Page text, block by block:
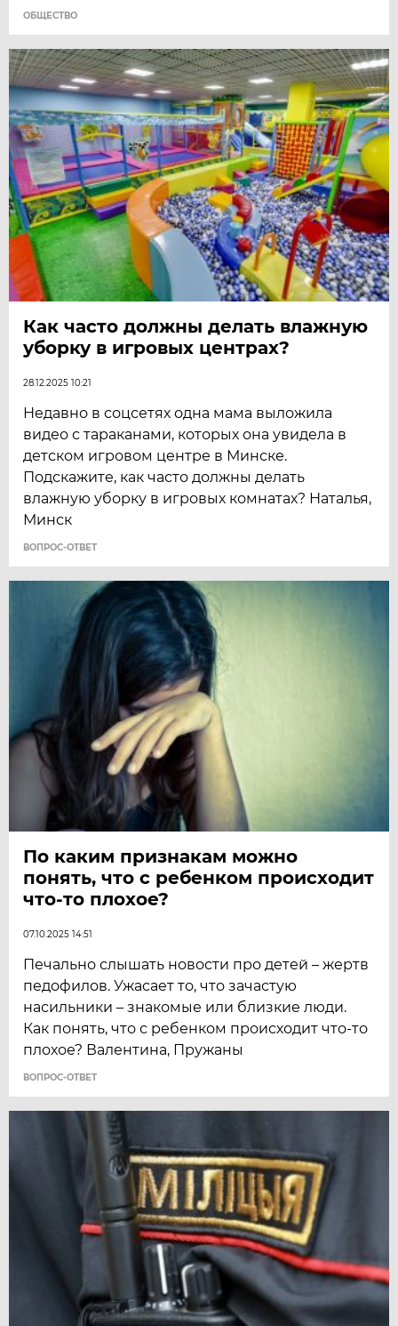
ОБЩЕСТВО
Как часто должны делать влажную
уборку в игровых центрах?
28.12.2025 10:21
Недавно в соцсетях одна мама выложила
видео с тараканами, которых она увидела в
детском игровом центре в Минске.
Подскажите, как часто должны делать
влажную уборку в игровых комнатах? Наталья,
Минск
ВОПРОС-ОТВЕТ
По каким признакам можно
понять, что с ребенком происходит
что-то плохое?
07.10.2025 14:51
Печально слышать новости про детей – жертв
педофилов. Ужасает то, что зачастую
насильники – знакомые или близкие люди.
Как понять, что с ребенком происходит что-то
плохое? Валентина, Пружаны
ВОПРОС-ОТВЕТ